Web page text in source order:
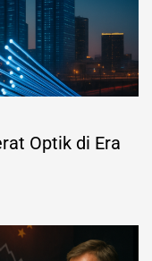
Optik di Era